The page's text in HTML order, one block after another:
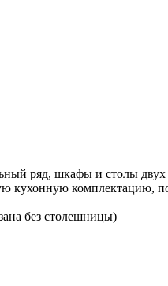
ряд, шкафы и столы двух
кухонную комплектацию,
без столешницы)